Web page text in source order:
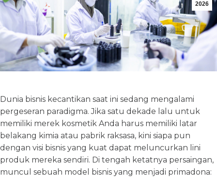
2026
Dunia bisnis kecantikan saat ini sedang mengalami
pergeseran paradigma. Jika satu dekade lalu untuk
memiliki merek kosmetik Anda harus memiliki latar
belakang kimia atau pabrik raksasa, kini siapa pun
dengan visi bisnis yang kuat dapat meluncurkan lini
produk mereka sendiri. Di tengah ketatnya persaingan,
muncul sebuah model bisnis yang menjadi primadona: